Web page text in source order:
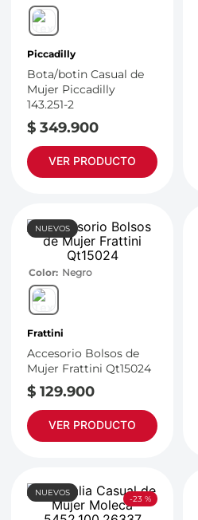
Piccadilly
Bota/botin Casual de
Mujer Piccadilly
143.251-2
$ 349.900
VER PRODUCTO
NUEVOS
Color Negro
Frattini
Accesorio Bolsos de
Mujer Frattini Qt15024
$ 129.900
VER PRODUCTO
-23 %
NUEVOS